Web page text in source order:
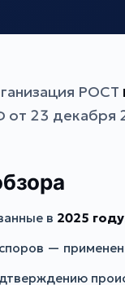
РОСТ
от 23 декабря
в 2025 году
—